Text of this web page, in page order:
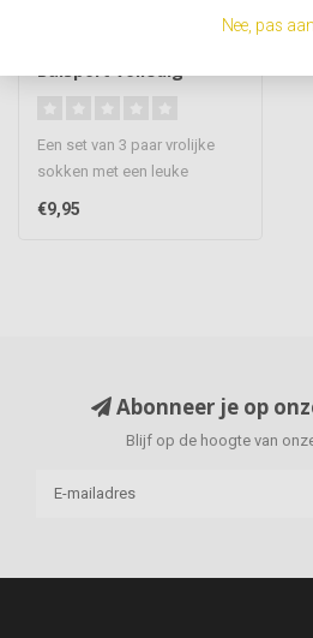
Balsport volledig
Een set van 3 paar vrolijke
sokken met een leuke
€9,95
Abonneer je op
Blijf op de hoogte van
Nee, pas aan